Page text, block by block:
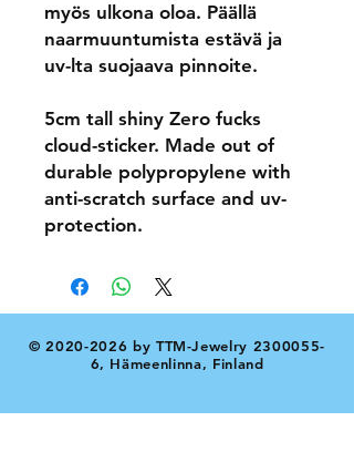
myös ulkona oloa. Päällä
naarmuuntumista estävä ja
uv-lta suojaava pinnoite.
5cm tall shiny Zero fucks
cloud-sticker. Made out of
durable polypropylene with
anti-scratch surface and uv-
protection.
©2020-2026 by TTM-Jewelry 2300055-
6, Hämeenlinna, Finland